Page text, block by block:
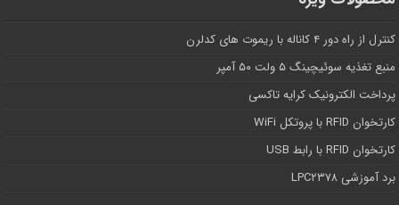
کنترل از راه دور ۴ کاناله با ریموت های کدلرن
منبع تغذیه سوئیچینگ ۵ ولت ۵۰ آمپر
پرداخت الکترونیک کرایه تاکسی
کارتخوان RFID با پروتکل WiFi
کارتخوان RFID با رابط USB
برد آموزشی LPC۲۳۷۸